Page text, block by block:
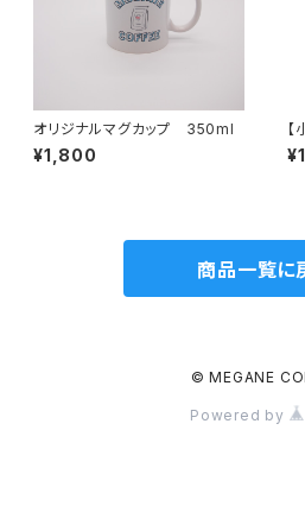
オリジナルマグカップ 350ml
¥1,800
商品一覧に
© MEGANE
Powered by